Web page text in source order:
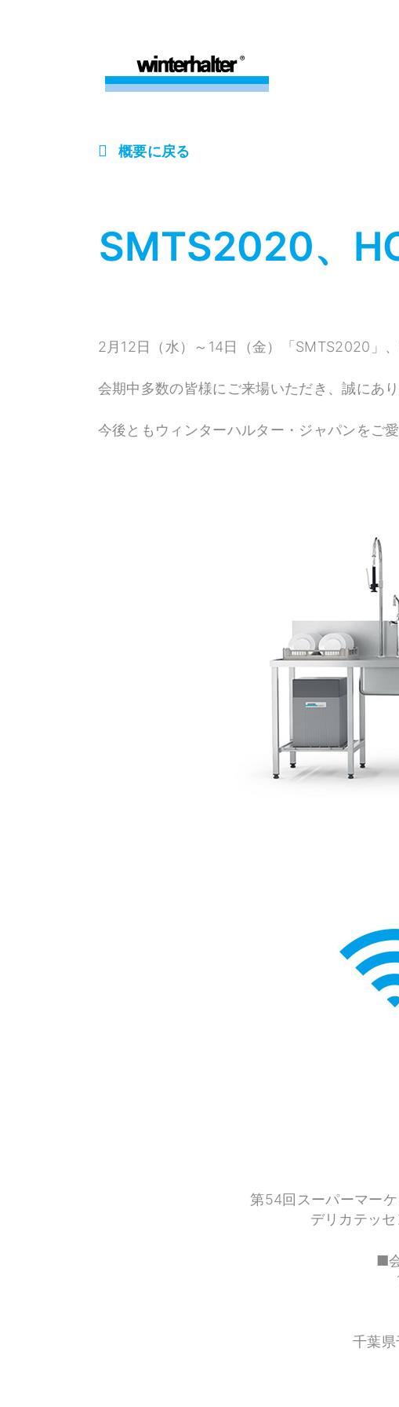
概要に戻る
SMTS2020、
2月12日（水）～14日（金）「SMTS2020」
会期中多数の皆様にご来場いただき、誠にあ
今後ともウィンターハルター・ジャパンをご
第54回スーパーマー
デリカテッ
■
千葉